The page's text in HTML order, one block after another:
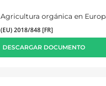
Agricultura orgánica en
(EU) 2018/848 [FR]
DESCARGAR DOCUMENTO